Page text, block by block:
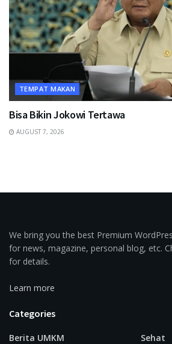
TEMPAT MAKAN
Bisa Bikin Jokowi Tertawa
AUGUST 7, 2026
We bring you the best Premium
for news, magazine, personal blog, etc.
for details.
Learn more
Categories
Berita UMKM
Sehat